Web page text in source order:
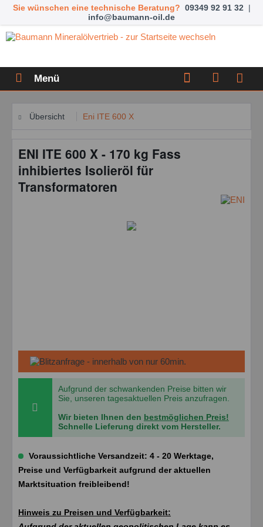
Sie wünschen eine technische Beratung? 09349 92 91 32 |
info@baumann-oil.de
Menü
Übersicht Eni ITE 600 X
ENI ITE 600 X - 170 kg Fass
inhibiertes Isolieröl für
Transformatoren
Aufgrund der schwankenden Preise bitten wir
Sie, unseren tagesaktuellen Preis anzufragen.
Wir bieten Ihnen den bestmöglichen Preis!
Schnelle Lieferung direkt vom Hersteller.
Voraussichtliche Versandzeit: 4 - 20 Werktage,
Preise und Verfügbarkeit aufgrund der aktuellen
Marktsituation freibleibend!
Hinweis zu Preisen und Verfügbarkeit: